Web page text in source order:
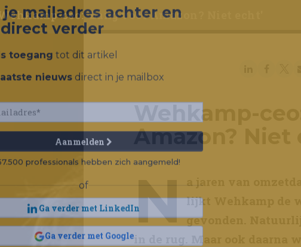
ceo: 'Bang voor Amazon? Niet echt'
Wehkamp-
Amazon? Niet
N a jaren van
lijkt Wehkamp de
gevonden.
in de rug. Maar ook daarna
mailadres achter en
verder
toegangtot dit artikel
nieuwsdirect in je mailbox
Aanmelden
57.500 professionals hebben zich aangemeld!
of